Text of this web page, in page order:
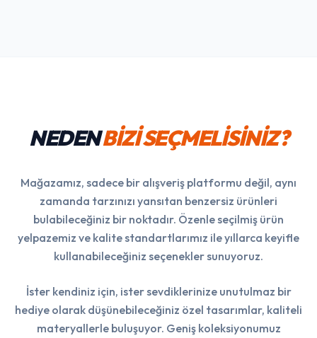
NEDENBİZİ SEÇMELİSİNİZ?
Mağazamız, sadece bir alışveriş platformu değil, aynı
zamanda tarzınızı yansıtan benzersiz ürünleri
bulabileceğiniz bir noktadır. Özenle seçilmiş ürün
yelpazemiz ve kalite standartlarımız ile yıllarca keyifle
kullanabileceğiniz seçenekler sunuyoruz.
İster kendiniz için, ister sevdiklerinize unutulmaz bir
hediye olarak düşünebileceğiniz özel tasarımlar, kaliteli
materyallerle buluşuyor. Geniş koleksiyonumuz